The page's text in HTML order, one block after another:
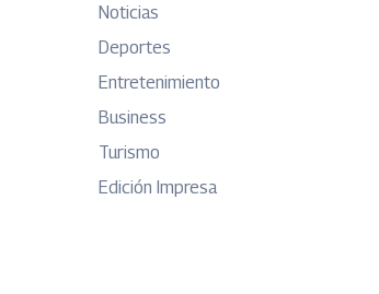
Noticias
Deportes
Entretenimiento
Business
Turismo
Edición Impresa